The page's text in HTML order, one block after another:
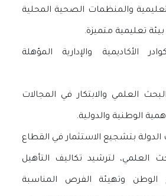
والمنظمات الصحية المحلية
تعليمية متميزة.
الأكاديمية والإدارية المؤهلة
العلمي والابتكار في المجالات
الوطنية والدولية.
بتشجيع الاستثمار في القطاع
العلمي، لترشيد تكاليف التأهيل
الوطن وتهيئة الفرص المناسبة